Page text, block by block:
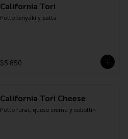
California Tori
Pollo teriyaki y palta
$5.850
California Tori Cheese
Pollo furai, queso crema y cebollín